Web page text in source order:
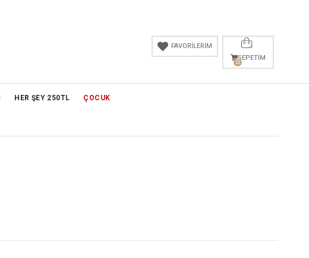
SEPETIM
0
FAVORİLERİM
HER ŞEY 250TL ÇOCUK